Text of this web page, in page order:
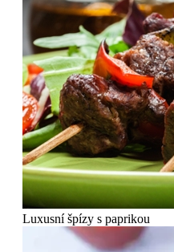
Luxusní špízy s paprikou